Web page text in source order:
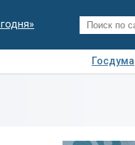
Госдума